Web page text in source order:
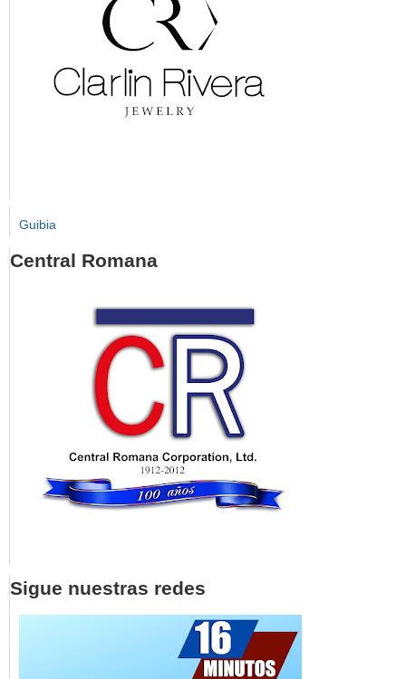
Guibia
Central Romana
Sigue nuestras redes